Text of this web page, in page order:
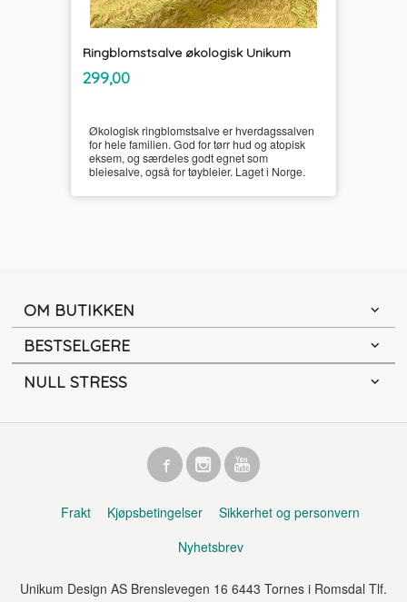
Ringblomstsalve økologisk Unikum
Pris
299,00mva.
Økologisk ringblomstsalve er hverdagssalven
for hele familien. God for tørr hud og atopisk
eksem, og særdeles godt egnet som
bleiesalve, også for tøybleier. Laget i Norge.
OM BUTIKKEN
BESTSELGERE
NULL STRESS
Frakt Kjøpsbetingelser
Sikkerhet og personvern
Nyhetsbrev
Unikum Design AS Brenslevegen 16 6443 Tornes i Romsdal Tlf.